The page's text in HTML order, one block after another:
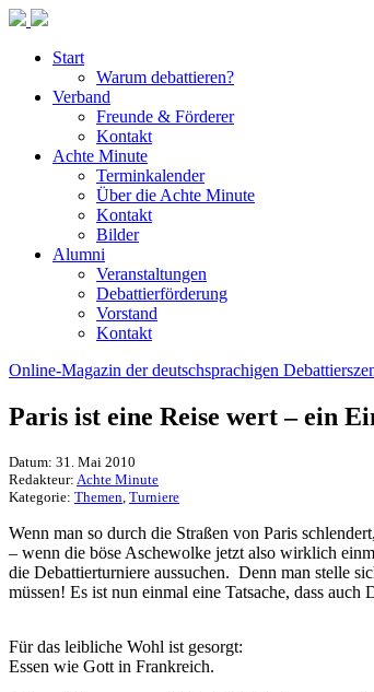
Start
Warum debattieren?
Verband
Freunde & Förderer
Kontakt
Achte Minute
Terminkalender
Über die Achte Minute
Kontakt
Bilder
Alumni
Veranstaltungen
Debattierförderung
Vorstand
Kontakt
Online-Magazin der deutschsprachigen
Paris ist eine Reise wert – ein
Datum: 31. Mai 2010
Redakteur: Achte Minute
Kategorie: Themen Turniere
Wenn man so durch die Straßen von Paris
– wenn die böse Aschewolke jetzt also wirklich
die Debattierturniere aussuchen. Denn man stelle
müssen! Es ist nun einmal eine Tatsache, dass
Für das leibliche Wohl ist gesorgt:
Essen wie Gott in Frankreich.